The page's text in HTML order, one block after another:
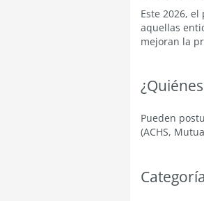
Este 2026,
aquellas
mejoran la
Pueden
(ACHS,